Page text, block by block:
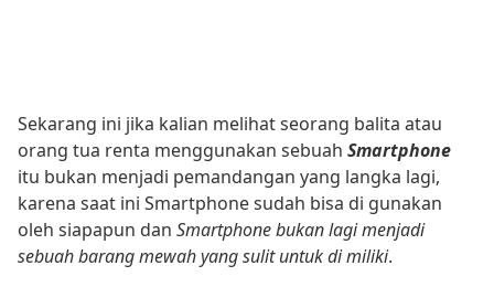
Sekarang ini jika kalian melihat seorang balita atau
orang tua renta menggunakan sebuah Smartphone
itu bukan menjadi pemandangan yang langka lagi,
karena saat ini Smartphone sudah bisa di gunakan
oleh siapapun dan Smartphone bukan lagi menjadi
sebuah barang mewah yang sulit untuk di miliki.